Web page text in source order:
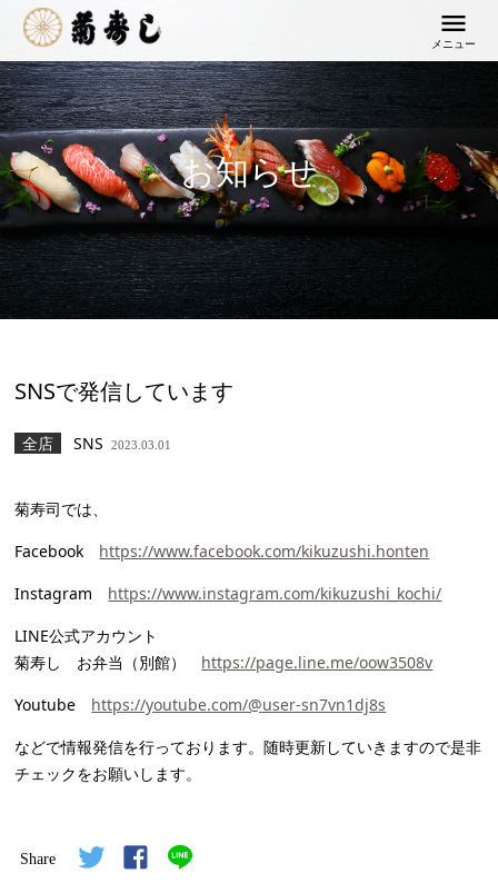
メニュー
お知らせ
SNSで発信しています
全店 SNS 2023.03.01
菊寿司では、
Facebook https://www.facebook.com/kikuzushi.honten
Instagram https://www.instagram.com/kikuzushi_kochi/
LINE公式アカウント
菊寿し お弁当（別館） https://page.line.me/oow3508v
Youtube https://youtube.com/@user-sn7vn1dj8s
などで情報発信を行っております。随時更新していきますので是非
チェックをお願いします。
Share